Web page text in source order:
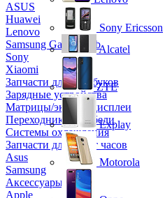
ASUS
Huawei
Lenovo
Samsung Galaxy Tab
Sony
Xiaomi
Запчасти для ноутбуков
Зарядные устройства
Матрицы/экраны/дисплеи
Переходники и кабели
Системы охлаждения
Запчасти для смарт часов
Asus
Samsung
Аксессуары
Apple
Sony Ericsson
Alcatel
ZTE
Explay
Motorola